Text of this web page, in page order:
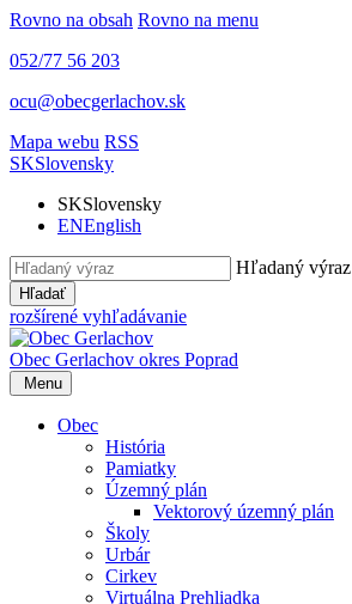
Rovno na obsah Rovno na menu
052/77 56 203
ocu@obecgerlachov.sk
Mapa webu RSS
SKSlovensky
SKSlovensky
ENEnglish
Hľadaný výraz
Hľadať
rozšírené vyhľadávanie
Obec Gerlachov okres Poprad
Menu
Obec
História
Pamiatky
Územný plán
Vektorový územný plán
Školy
Urbár
Cirkev
Virtuálna Prehliadka